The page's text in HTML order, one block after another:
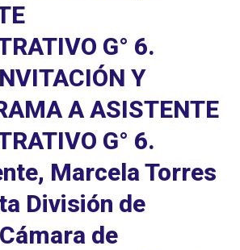
G° 6.
Y
A ASISTENTE
G° 6.
Marcela Torres
División de
de